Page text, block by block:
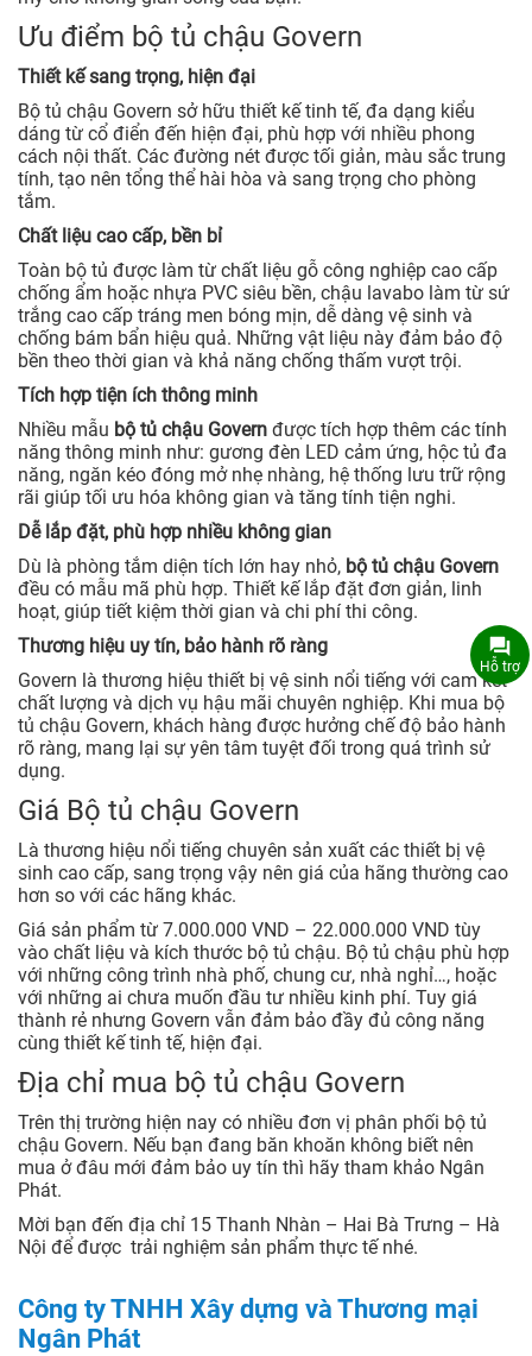
Ưu điểm bộ tủ chậu Govern
Thiết kế sang trọng, hiện đại
Bộ tủ chậu Govern sở hữu thiết kế tinh tế, đa dạng kiểu
dáng từ cổ điển đến hiện đại, phù hợp với nhiều phong
cách nội thất. Các đường nét được tối giản, màu sắc trung
tính, tạo nên tổng thể hài hòa và sang trọng cho phòng
tắm.
Chất liệu cao cấp, bền bỉ
Toàn bộ tủ được làm từ chất liệu gỗ công nghiệp cao cấp
chống ẩm hoặc nhựa PVC siêu bền, chậu lavabo làm từ sứ
trắng cao cấp tráng men bóng mịn, dễ dàng vệ sinh và
chống bám bẩn hiệu quả. Những vật liệu này đảm bảo độ
bền theo thời gian và khả năng chống thấm vượt trội.
Tích hợp tiện ích thông minh
Nhiều mẫu bộ tủ chậu Govern được tích hợp thêm các tính
năng thông minh như: gương đèn LED cảm ứng, hộc tủ đa
năng, ngăn kéo đóng mở nhẹ nhàng, hệ thống lưu trữ rộng
rãi giúp tối ưu hóa không gian và tăng tính tiện nghi.
Dễ lắp đặt, phù hợp nhiều không gian
Dù là phòng tắm diện tích lớn hay nhỏ, bộ tủ chậu Govern
đều có mẫu mã phù hợp. Thiết kế lắp đặt đơn giản, linh
hoạt, giúp tiết kiệm thời gian và chi phí thi công.
Thương hiệu uy tín, bảo hành rõ ràng
Govern là thương hiệu thiết bị vệ sinh nổi tiếng với cam kết
chất lượng và dịch vụ hậu mãi chuyên nghiệp. Khi mua bộ
tủ chậu Govern, khách hàng được hưởng chế độ bảo hành
rõ ràng, mang lại sự yên tâm tuyệt đối trong quá trình sử
dụng.
Giá Bộ tủ chậu Govern
Là thương hiệu nổi tiếng chuyên sản xuất các thiết bị vệ
sinh cao cấp, sang trọng vậy nên giá của hãng thường cao
hơn so với các hãng khác.
Giá sản phẩm từ 7.000.000 VND – 22.000.000 VND tùy
vào chất liệu và kích thước bộ tủ chậu. Bộ tủ chậu phù hợp
với những công trình nhà phố, chung cư, nhà nghỉ…, hoặc
với những ai chưa muốn đầu tư nhiều kinh phí. Tuy giá
thành rẻ nhưng Govern vẫn đảm bảo đầy đủ công năng
cùng thiết kế tinh tế, hiện đại.
Địa chỉ mua bộ tủ chậu Govern
Trên thị trường hiện nay có nhiều đơn vị phân phối bộ tủ
chậu Govern. Nếu bạn đang băn khoăn không biết nên
mua ở đâu mới đảm bảo uy tín thì hãy tham khảo Ngân
Phát.
Mời bạn đến địa chỉ 15 Thanh Nhàn – Hai Bà Trưng – Hà
Nội để được trải nghiệm sản phẩm thực tế nhé.
Công ty TNHH Xây dựng và Thương mại
Ngân Phát
Hỗ trợ